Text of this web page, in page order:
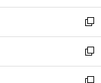
開
く
ウ
で
開
く
ン
ド
ウ
で
開
く
ウ
ィ
ン
ド
ウ
新
し
い
ウ
新
し